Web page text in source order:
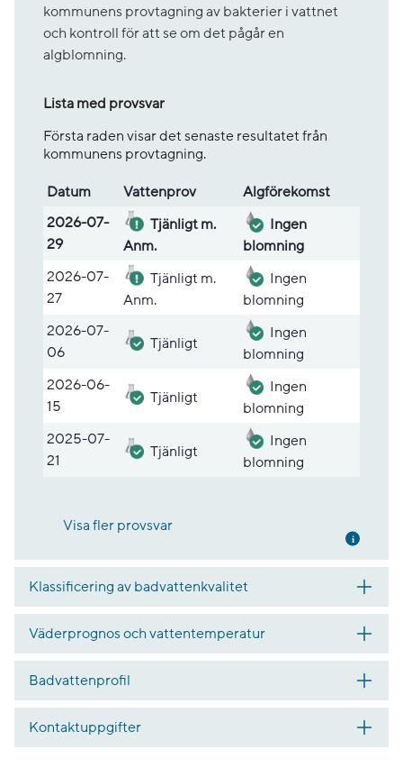
kommunens provtagning av bakterier i vattnet
och kontroll för att se om det pågår en
algblomning.
Lista med provsvar
Första raden visar det senaste resultatet från
kommunens provtagning.
Lista med provsvar
Datum Vatten­prov
Alg­före­komst
2026-07-
29
Tjänligt m.
Anm.
Ingen
blomning
2026-07-
27
Tjänligt m.
Anm.
Ingen
blomning
2026-07-
06
Tjänligt
Ingen
blomning
2026-06-
15
Tjänligt
Ingen
blomning
2025-07-
21
Tjänligt
Ingen
blomning
Visa fler provsvar Mer
Klassificering av badvattenkvalitet
Väderprognos och vattentemperatur
Badvattenprofil
Kontaktuppgifter